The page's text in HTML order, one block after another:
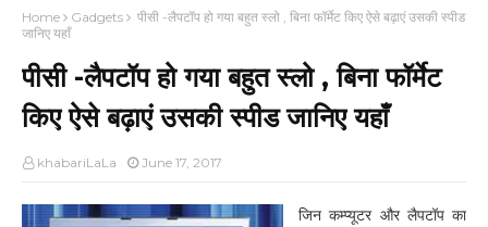
Home Gadgets
पीसी -लैपटॉप हो गया बहुत स्लो , बिना फॉर्मेट किए ऐसे बढ़ाएं उसकी स्पीड
जानिए यहाँ
पीसी -लैपटॉप हो गया बहुत स्लो , बिना फॉर्मेट
किए ऐसे बढ़ाएं उसकी स्पीड जानिए यहाँ
khabariLaLa June 17, 2017
जिन कम्प्यूटर और लैपटॉप का